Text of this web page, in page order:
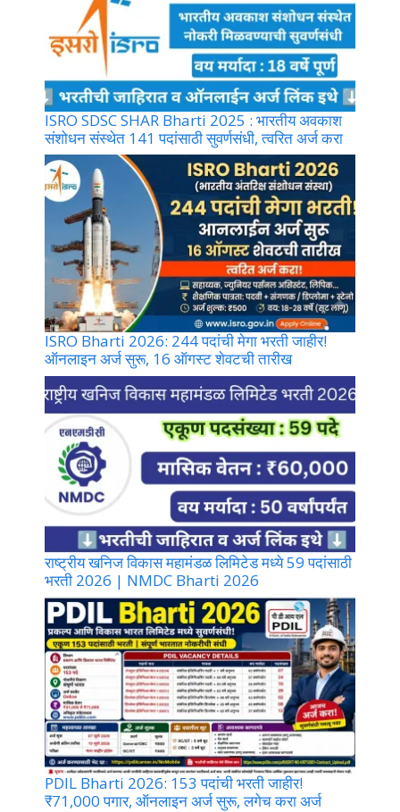
ISRO SDSC SHAR Bharti 2025 : भारतीय अवकाश
संशोधन संस्थेत 141 पदांसाठी सुवर्णसंधी, त्वरित अर्ज करा
ISRO Bharti 2026: 244 पदांची मेगा भरती जाहीर!
ऑनलाइन अर्ज सुरू, 16 ऑगस्ट शेवटची तारीख
राष्ट्रीय खनिज विकास महामंडळ लिमिटेड मध्ये 59 पदांसाठी
भरती 2026 | NMDC Bharti 2026
PDIL Bharti 2026: 153 पदांची भरती जाहीर!
₹71,000 पगार, ऑनलाइन अर्ज सुरू, लगेच करा अर्ज